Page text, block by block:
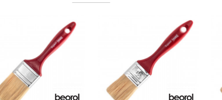
Bristle mix standard
Bravari, Fasaderi, Lakireri, Moleri i farbari, Parketari,